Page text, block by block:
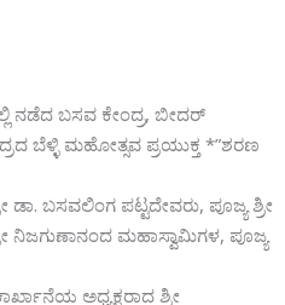
ನಡೆದ ಬಸವ ಕೇಂದ್ರ, ಬೀದರ್
ಬೆಳ್ಳಿ ಮಹೋತ್ಸವ ಪ್ರಯುಕ್ತ *”ಶರಣ
ಡಾ. ಬಸವಲಿಂಗ ಪಟ್ಟದೇವರು, ಪೂಜ್ಯ ಶ್ರೀ
ನಿಜಗುಣಾನಂದ ಮಹಾಸ್ವಾಮಿಗಳ, ಪೂಜ್ಯ
ಅಧ್ಯಕ್ಷರಾದ ಶ್ರೀ